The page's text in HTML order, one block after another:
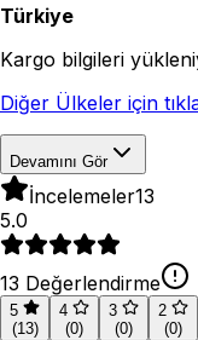
Türkiye
Kargo bilgileri
Diğer Ülkeler için
Devamını Gör
İncelemeler13
5.0
13 Değerlendirme
5
(13)
4
(0)
3
(0)
2
(0)